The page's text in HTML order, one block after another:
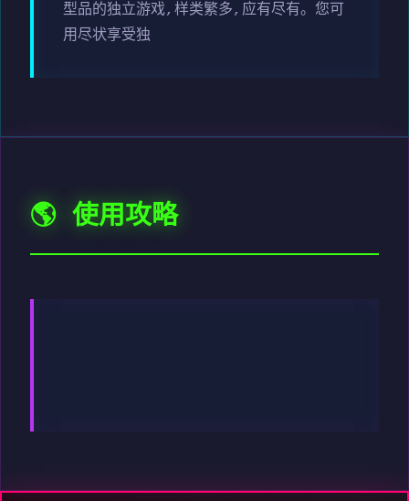
型品的独立游戏,样类繁多,应有尽有。您可
用尽状享受独
🌎 使用攻略